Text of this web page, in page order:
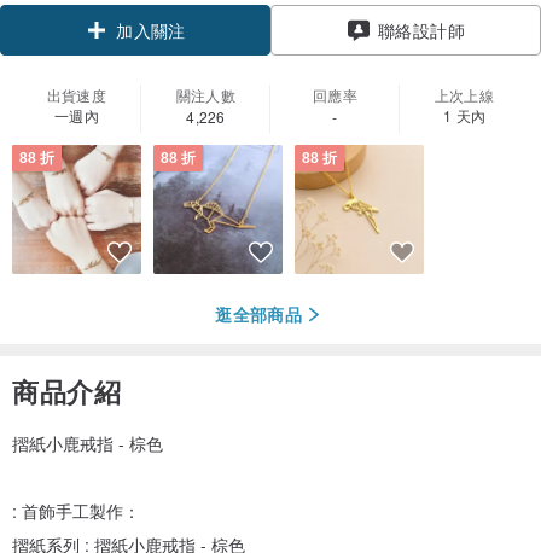
聯絡設計師
出貨速度
一週內
關注人數
4,226
回應率
-
上次上線
1 天內
88 折 88 折 88 折
逛全部商品
商品介紹
摺紙小鹿戒指 - 棕色
: 首飾手工製作：
摺紙系列 : 摺紙小鹿戒指 - 棕色